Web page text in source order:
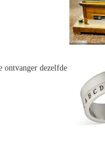
ontvanger dezelfde